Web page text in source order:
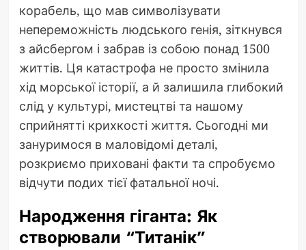
корабель, що мав символізувати
непереможність людського генія, зіткнувся
з айсбергом і забрав із собою понад 1500
життів. Ця катастрофа не просто змінила
хід морської історії, а й залишила глибокий
слід у культурі, мистецтві та нашому
сприйнятті крихкості життя. Сьогодні ми
зануримося в маловідомі деталі,
розкриємо приховані факти та спробуємо
відчути подих тієї фатальної ночі.
Народження гіганта: Як
створювали “Титанік”